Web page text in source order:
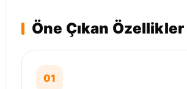
Öne Çıkan Özellikler
01